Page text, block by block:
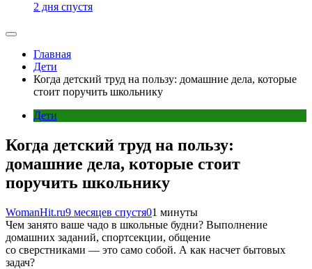
2 дня спустя
Главная
Дети
Когда детский труд на пользу: домашние дела, которые
стоит поручить школьнику
Дети
Когда детский труд на пользу:
домашние дела, которые стоит
поручить школьнику
WomanHit.ru9 месяцев спустя01 минуты
Чем занято ваше чадо в школьные будни? Выполнение
домашних заданий, спортсекции, общение
со сверстниками — это само собой. А как насчет бытовых
задач?